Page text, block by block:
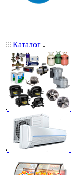
Каталог